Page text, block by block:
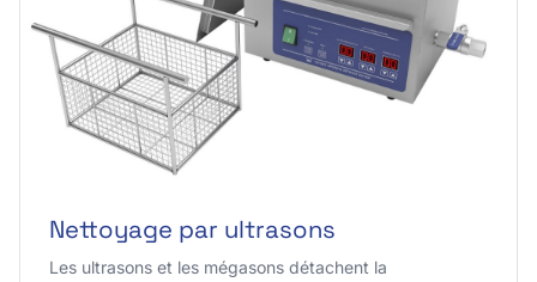
Nettoyage par ultrasons
Les ultrasons et les mégasons détachent la